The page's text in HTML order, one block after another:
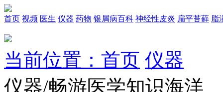
首页 视频 医生 仪器 药物 银屑病百科 神经性皮炎 扁平苔藓 脂
当前位置：首页 仪器
仪器/畅游医学知识海洋